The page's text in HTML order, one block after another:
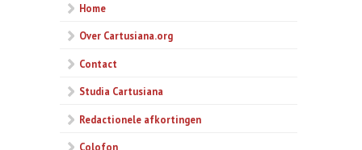
Home
Over Cartusiana.org
Contact
Studia Cartusiana
Redactionele afkortingen
Colofon